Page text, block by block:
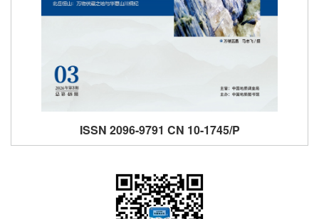
ISSN 2096-9791 CN 10-1745/P